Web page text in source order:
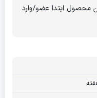
محصول ابتدا عضو/وارد